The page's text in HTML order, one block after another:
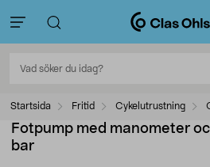
Startsida Fritid Cykelutrustning
Fotpump med manometer
bar